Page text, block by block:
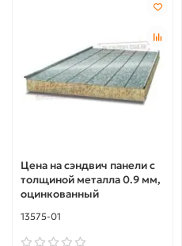
Цена на сэндвич панели с
толщиной металла 0.9 мм,
оцинкованный
13575-01